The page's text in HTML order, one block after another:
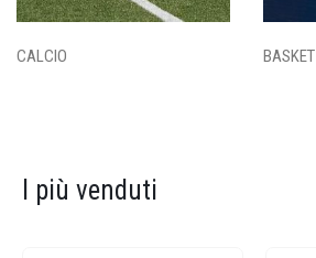
CALCIO BASKET
I più venduti